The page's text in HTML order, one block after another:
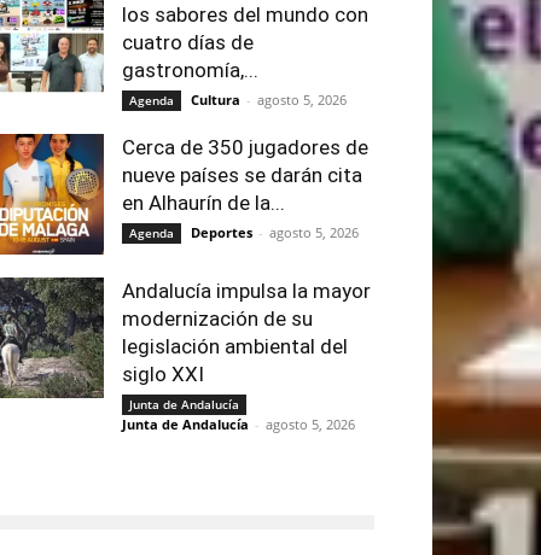
los sabores del mundo con
cuatro días de
gastronomía,...
Agenda Cultura - agosto 5, 2026
Cerca de 350 jugadores de
nueve países se darán cita
en Alhaurín de la...
Agenda Deportes - agosto 5, 2026
Andalucía impulsa la mayor
modernización de su
legislación ambiental del
siglo XXI
Junta de Andalucía
Junta de Andalucía - agosto 5, 2026